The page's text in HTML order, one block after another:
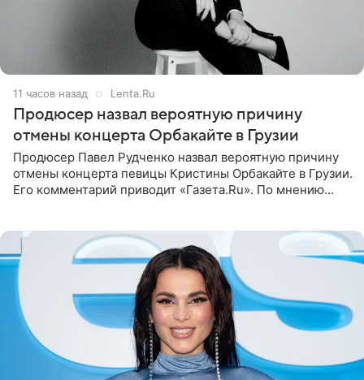
11 часов назад Lenta.Ru
Продюсер назвал вероятную причину
отмены концерта Орбакайте в Грузии
Продюсер Павел Рудченко назвал вероятную причину
отмены концерта певицы Кристины Орбакайте в Грузии.
Его комментарий приводит «Газета.Ru». По мнению